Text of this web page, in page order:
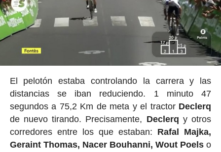
El pelotón estaba controlando la carrera y las
distancias se iban reduciendo. 1 minuto 47
segundos a 75,2 Km de meta y el tractor Declerq
de nuevo tirando. Precisamente, Declerq y otros
corredores entre los que estaban: Rafal Majka,
Geraint Thomas, Nacer Bouhanni, Wout Poels o